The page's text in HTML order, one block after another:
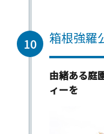
10 箱根強羅
由緒ある庭
ィーを